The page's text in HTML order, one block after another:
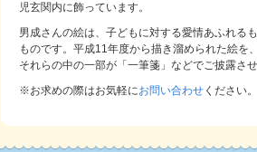
児玄関内に飾っています。
男成さんの絵は、子どもに対する愛情あふれる
ものです。平成11年度から描き溜められた絵を
それらの中の一部が「一筆箋」などでご披露さ
※お求めの際はお気軽にお問い合わせ ください。